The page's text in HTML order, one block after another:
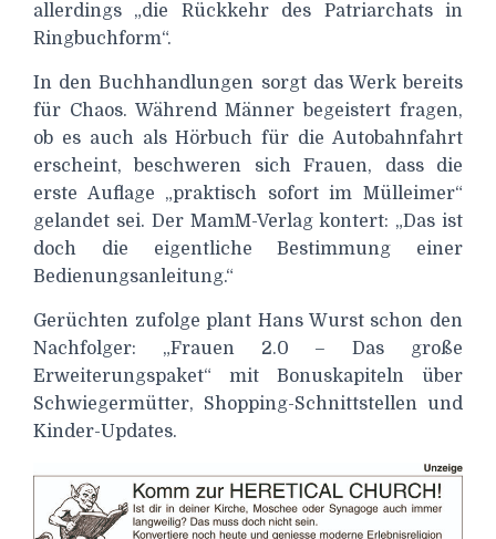
allerdings „die Rückkehr des Patriarchats in
Ringbuchform“.
In den Buchhandlungen sorgt das Werk bereits
für Chaos. Während Männer begeistert fragen,
ob es auch als Hörbuch für die Autobahnfahrt
erscheint, beschweren sich Frauen, dass die
erste Auflage „praktisch sofort im Mülleimer“
gelandet sei. Der MamM-Verlag kontert: „Das ist
doch die eigentliche Bestimmung einer
Bedienungsanleitung.“
Gerüchten zufolge plant Hans Wurst schon den
Nachfolger: „Frauen 2.0 – Das große
Erweiterungspaket“ mit Bonuskapiteln über
Schwiegermütter, Shopping-Schnittstellen und
Kinder-Updates.